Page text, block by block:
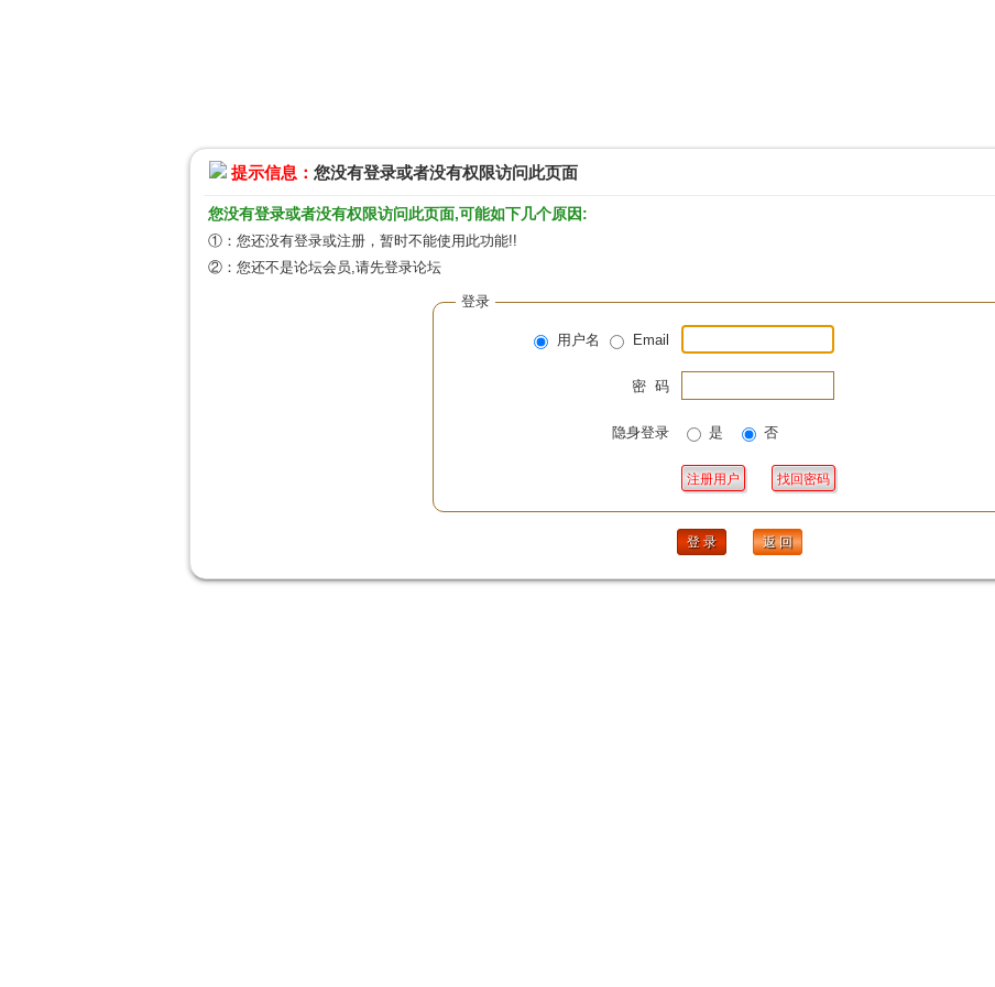
提示信息： 您没有登录或者没有权限访问此页面
您没有登录或者没有权限访问此页面,可能如下几个原因:
①：您还没有登录或注册，暂时不能使用此功能!!
②：您还不是论坛会员,请先登录论坛
登录
用户名 Email
密 码
隐身登录 是 否